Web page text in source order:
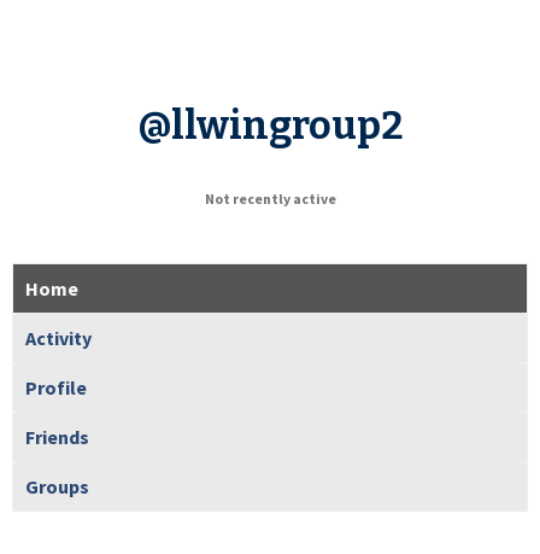
@llwingroup2
Not recently active
Home
Activity
Profile
Friends
Groups